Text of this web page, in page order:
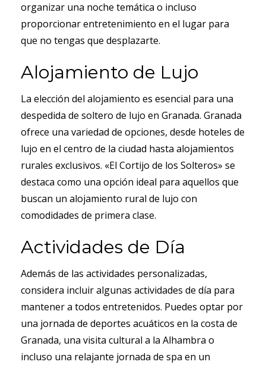
organizar una noche temática o incluso
proporcionar entretenimiento en el lugar para
que no tengas que desplazarte.
Alojamiento de Lujo
La elección del alojamiento es esencial para una
despedida de soltero de lujo en Granada. Granada
ofrece una variedad de opciones, desde hoteles de
lujo en el centro de la ciudad hasta alojamientos
rurales exclusivos. «El Cortijo de los Solteros» se
destaca como una opción ideal para aquellos que
buscan un alojamiento rural de lujo con
comodidades de primera clase.
Actividades de Día
Además de las actividades personalizadas,
considera incluir algunas actividades de día para
mantener a todos entretenidos. Puedes optar por
una jornada de deportes acuáticos en la costa de
Granada, una visita cultural a la Alhambra o
incluso una relajante jornada de spa en un